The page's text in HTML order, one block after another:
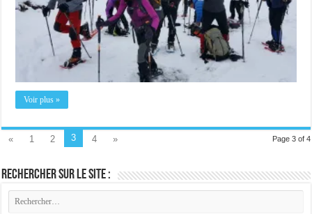
Voir plus »
Page 3 of 4
« 1 2 3 4 »
Rechercher sur le site :